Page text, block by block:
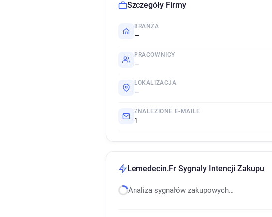
Szczegóły Firmy
BRANŻA
—
PRACOWNICY
—
LOKALIZACJA
—
ZNALEZIONE E-MAILE
1
Lemedecin.Fr Sygnaly Intencji Zakupu
Analiza sygnałów zakupowych…